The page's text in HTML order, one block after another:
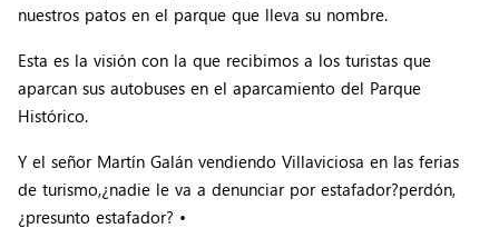
nuestros patos en el parque que lleva su nombre.
Esta es la visión con la que recibimos a los turistas que
aparcan sus autobuses en el aparcamiento del Parque
Histórico.
Y el señor Martín Galán vendiendo Villaviciosa en las ferias
de turismo,¿nadie le va a denunciar por estafador?perdón,
¿presunto estafador? •